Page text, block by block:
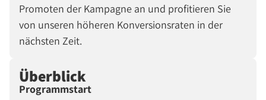
Promoten der Kampagne an und profitieren Sie
von unseren höheren Konversionsraten in der
nächsten Zeit.
Überblick
Programmstart